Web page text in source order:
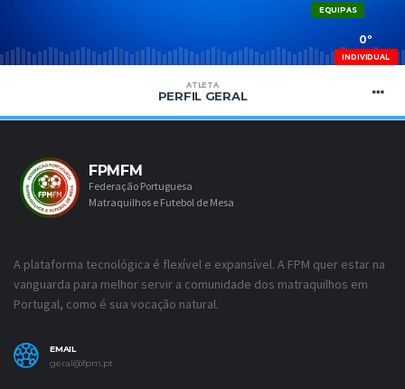
EQUIPAS
0º
INDIVIDUAL
ATLETA
PERFIL GERAL
FPMFM
Federação Portuguesa
Matraquilhos e Futebol de Mesa
A plataforma tecnológica é flexível e expansível. A FPM quer estar na
vanguarda para melhor servir a comunidade dos matraquilhos em
Portugal, como é sua vocação natural.
EMAIL
geral@fpm.pt